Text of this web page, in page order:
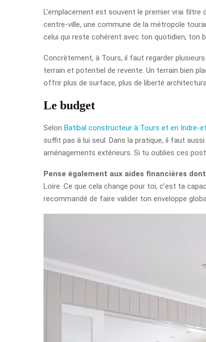
L’emplacement est souvent le premier vrai
centre-ville, une commune de la métropole
celui qui reste cohérent avec ton quotidien, ton
Concrètement, à Tours, il faut regarder
terrain et potentiel de revente. Un terrain bien
offrir plus de surface, plus de liberté
Le budget
Selon Batibal constructeur à Tours et en Indre-
suffit pas à lui seul. Dans la pratique, il faut
aménagements extérieurs. Si tu oublies ces
Pense également aux aides financières
Loire. Ce que cela change pour toi, c’est ta
recommandé de faire valider ton enveloppe